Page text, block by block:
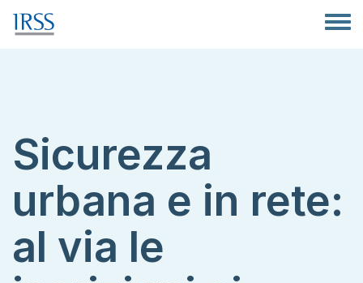
Sicurezza
urbana e in rete:
al via le